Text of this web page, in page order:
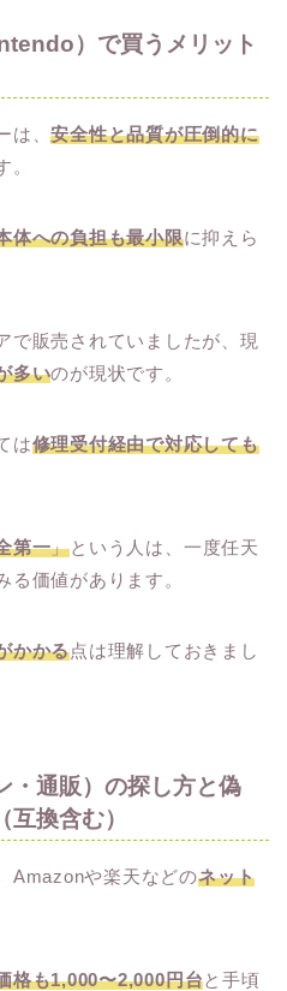
）で買うメリット
は、安全性と品質が圧倒的に
。
体への負担も最小限に抑えら
で販売されていましたが、現
多いのが現状です。
は修理受付経由で対応しても
第一」という人は、一度任天
る価値があります。
かかる点は理解しておきまし
・通販）の探し方と偽
換含む）
Amazonや楽天などのネット
格も1,000〜2,000円台と手頃